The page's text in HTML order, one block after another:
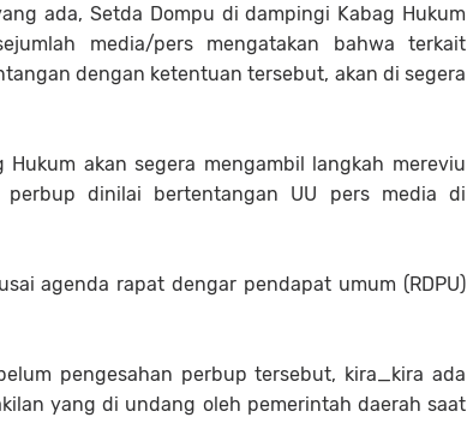
ada, Setda Dompu di dampingi Kabag Hukum
media/pers mengatakan bahwa terkait
dengan ketentuan tersebut, akan di segera
akan segera mengambil langkah mereviu
dinilai bertentangan UU pers media di
agenda rapat dengar pendapat umum (RDPU)
pengesahan perbup tersebut, kira_kira ada
yang di undang oleh pemerintah daerah saat